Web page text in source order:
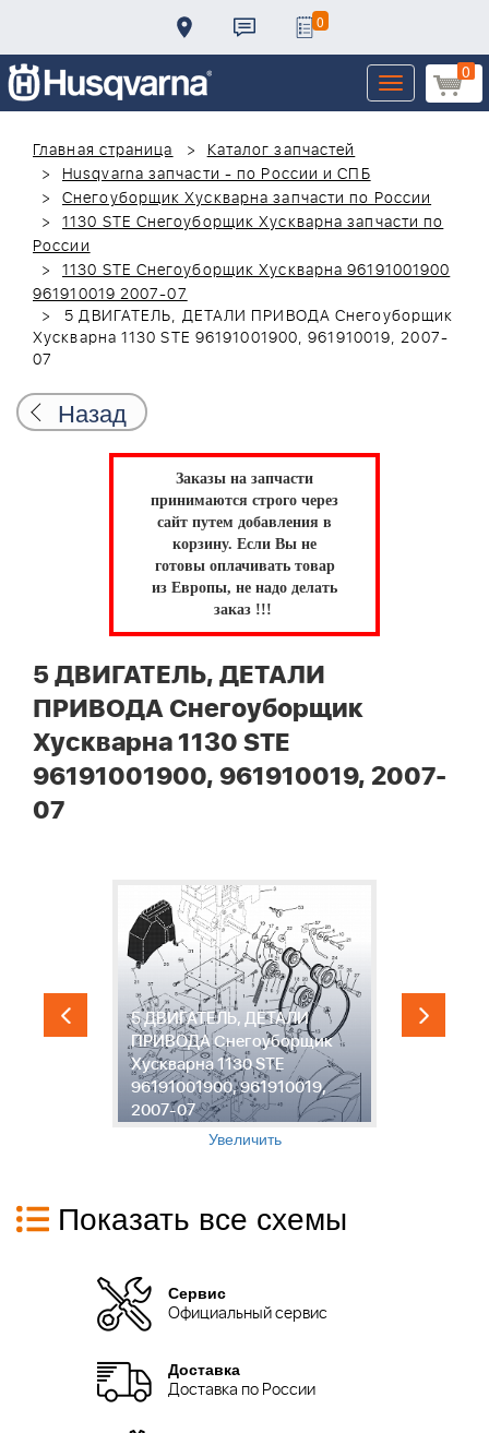
0
0
Toggle
navigation
Главная страница
Каталог запчастей
Husqvarna запчасти - по России и СПБ
Снегоуборщик Хускварна запчасти по России
1130 STE Снегоуборщик Хускварна запчасти по
России
1130 STE Снегоуборщик Хускварна 96191001900
961910019 2007-07
5 ДВИГАТЕЛЬ, ДЕТАЛИ ПРИВОДА Снегоуборщик
Хускварна 1130 STE 96191001900, 961910019, 2007-
07
Назад
Заказы на запчасти
принимаются строго через
сайт путем добавления в
корзину. Если Вы не
готовы оплачивать товар
из Европы, не надо делать
заказ !!!
5 ДВИГАТЕЛЬ, ДЕТАЛИ
ПРИВОДА Снегоуборщик
Хускварна 1130 STE
96191001900, 961910019, 2007-
07
5 ДВИГАТЕЛЬ, ДЕТАЛИ
ПРИВОДА Снегоуборщик
Хускварна 1130 STE
96191001900, 961910019,
2007-07
Увеличить
Показать все схемы
Сервис
Официальный сервис
Доставка
Доставка по России